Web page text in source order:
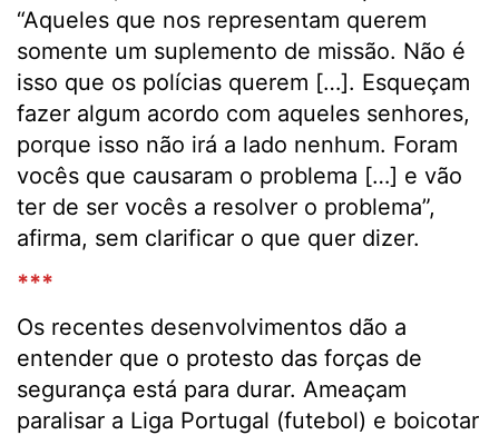
“Aqueles que nos representam querem
somente um suplemento de missão. Não é
isso que os polícias querem […]. Esqueçam
fazer algum acordo com aqueles senhores,
porque isso não irá a lado nenhum. Foram
vocês que causaram o problema […] e vão
ter de ser vocês a resolver o problema”,
afirma, sem clarificar o que quer dizer.
***
Os recentes desenvolvimentos dão a
entender que o protesto das forças de
segurança está para durar. Ameaçam
paralisar a Liga Portugal (futebol) e boicotar